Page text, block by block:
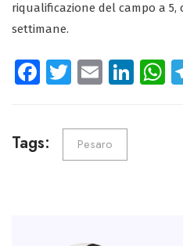
riqualificazione del campo a 5,
settimane.
Fa
o
ok
T
tt
er
E
ail
Li
Tags: Pesaro